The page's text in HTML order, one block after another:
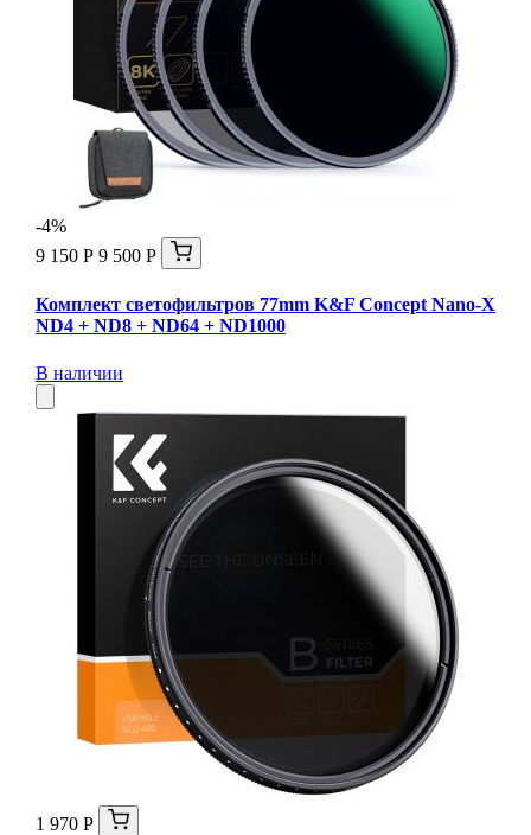
-4%
9 150 Р 9 500 Р
Комплект светофильтров 77mm K&F Concept Nano-X
ND4 + ND8 + ND64 + ND1000
В наличии
1 970 Р